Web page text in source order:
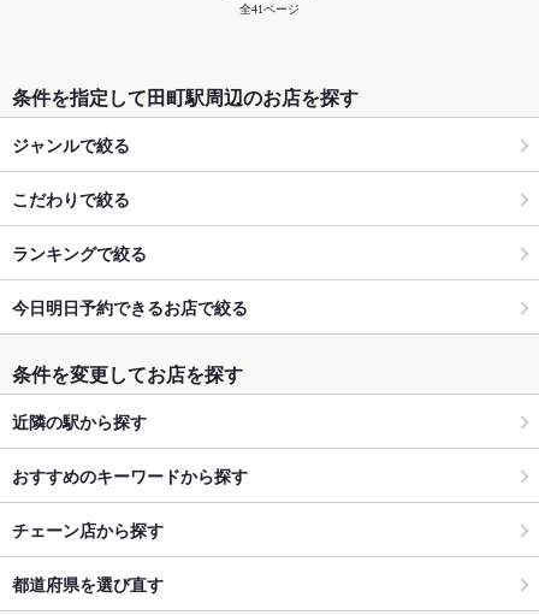
全41ページ
条件を指定して田町駅周辺のお店を探す
ジャンルで絞る
こだわりで絞る
ランキングで絞る
今日明日予約できるお店で絞る
条件を変更してお店を探す
近隣の駅から探す
おすすめのキーワードから探す
チェーン店から探す
都道府県を選び直す